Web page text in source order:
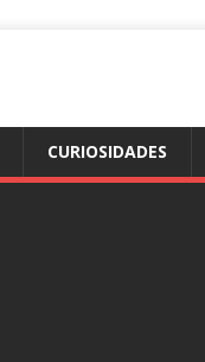
CURIOSIDADES